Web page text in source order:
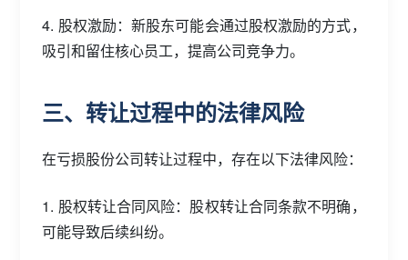
4. 股权激励：新股东可能会通过股权激励的方式，
吸引和留住核心员工，提高公司竞争力。
三、转让过程中的法律风险
在亏损股份公司转让过程中，存在以下法律风险：
1. 股权转让合同风险：股权转让合同条款不明确，
可能导致后续纠纷。